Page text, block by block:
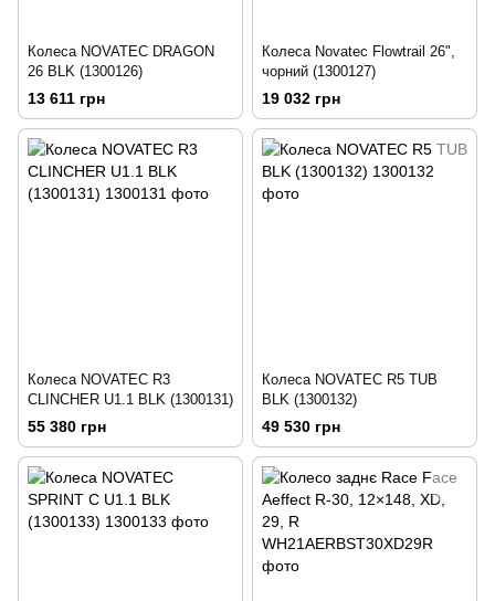
Колеса NOVATEC DRAGON
26 BLK (1300126)
13 611 грн
Колеса Novatec Flowtrail 26",
чорний (1300127)
19 032 грн
Колеса NOVATEC R3
CLINCHER U1.1 BLK (1300131)
55 380 грн
Колеса NOVATEC R5 TUB
BLK (1300132)
49 530 грн